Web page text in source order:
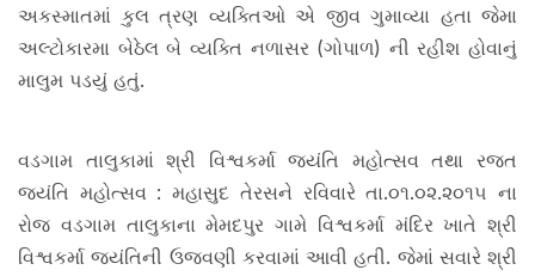
અકસ્માતમાં કુલ ત્રણ વ્યક્તિઓ એ જીવ ગુમાવ્યા હતા જેમા
અલ્ટોકારમા બેઠેલ બે વ્યક્તિ નળાસર (ગોપાળ) ની રહીશ હોવાનું
માલુમ પડયું હતું.
વડગામ તાલુકામાં શ્રી વિશ્વકર્મા જયંતિ મહોત્સવ તથા રજત
જયંતિ મહોત્સવ : મહાસુદ તેરસને રવિવારે તા.૦૧.૦૨.૨૦૧૫ ના
રોજ વડગામ તાલુકાના મેમદપુર ગામે વિશ્વકર્મા મંદિર ખાતે શ્રી
વિશ્વકર્મા જ્યંતિની ઉજવણી કરવામાં આવી હતી. જેમાં સવારે શ્રી